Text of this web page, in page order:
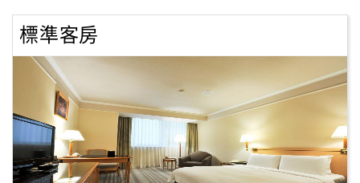
務
客
意
度
標準客房